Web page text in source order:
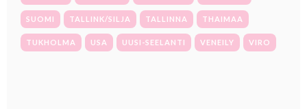
SUOMI TALLINK/SILJA TALLINNA THAIMAA
TUKHOLMA USA UUSI-SEELANTI VENEILY VIRO